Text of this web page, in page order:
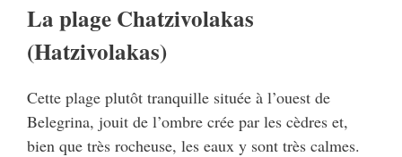
La plage Chatzivolakas
(Hatzivolakas)
Cette plage plutôt tranquille située à l’ouest de
Belegrina, jouit de l’ombre crée par les cèdres et,
bien que très rocheuse, les eaux y sont très calmes.